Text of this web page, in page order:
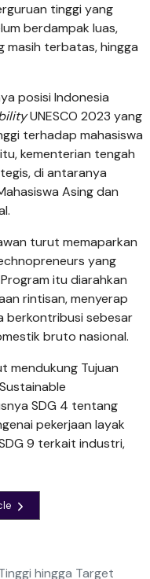
tinggi yang
berdampak luas,
masih terbatas, hingga
posisi Indonesia
UNESCO 2023 yang
terhadap mahasiswa
kementerian tengah
di antaranya
Asing dan
turut memaparkan
yang
itu diarahkan
rintisan, menyerap
berkontribusi sebesar
bruto nasional.
mendukung Tujuan
SDG 4 tentang
pekerjaan layak
9 terkait industri,
hingga Target